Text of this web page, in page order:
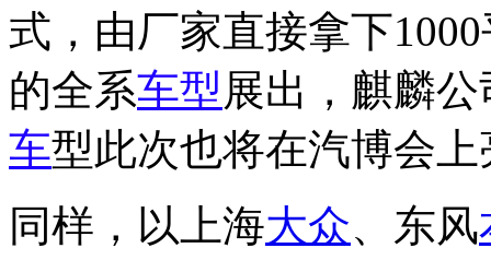
式，由厂家直接拿下
的全系车型展出，麒麟
车型此次也将在汽博会上
同样，以上海大众、东风